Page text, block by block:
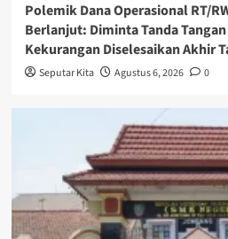
Polemik Dana Operasional RT/
Berlanjut: Diminta Tanda
Kekurangan Diselesaikan Akhir
Seputar Kita Agustus 6, 2026 0